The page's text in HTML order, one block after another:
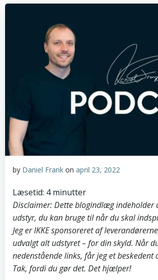
by Daniel Frank on april 23, 2022
Læsetid: 4 minutter
Disclaimer: Dette blogindlæg indeholder
udstyr, du kan bruge til når du skal
Jeg er IKKE sponsoreret af
udvalgt alt udstyret – for din skyld. Når
nedenstående links, får jeg et beskedent
Tak, fordi du gør det. Det hjælper!